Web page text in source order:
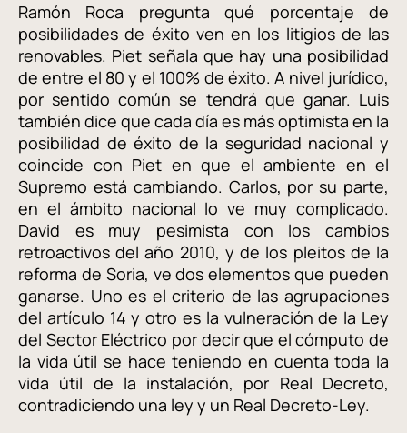
Ramón Roca pregunta qué porcentaje de
posibilidades de éxito ven en los litigios de las
renovables. Piet señala que hay una posibilidad
de entre el 80 y el 100% de éxito. A nivel jurídico,
por sentido común se tendrá que ganar. Luis
también dice que cada día es más optimista en la
posibilidad de éxito de la seguridad nacional y
coincide con Piet en que el ambiente en el
Supremo está cambiando. Carlos, por su parte,
en el ámbito nacional lo ve muy complicado.
David es muy pesimista con los cambios
retroactivos del año 2010, y de los pleitos de la
reforma de Soria, ve dos elementos que pueden
ganarse. Uno es el criterio de las agrupaciones
del artículo 14 y otro es la vulneración de la Ley
del Sector Eléctrico por decir que el cómputo de
la vida útil se hace teniendo en cuenta toda la
vida útil de la instalación, por Real Decreto,
contradiciendo una ley y un Real Decreto-Ley.